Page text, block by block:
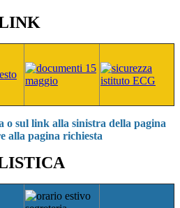
o sul link alla sinistra della pagina
alla pagina richiesta